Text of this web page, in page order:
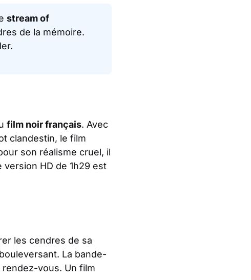
stream of
de la mémoire.
film noir français. Avec
clandestin, le film
son réalisme cruel, il
HD de 1h29 est
les cendres de sa
La bande-
vous. Un film